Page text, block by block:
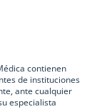
contienen
de instituciones
ante cualquier
especialista